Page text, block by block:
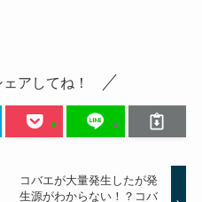
アしてね！
コバエが大量発生したが発
生源がわからない！？コバ